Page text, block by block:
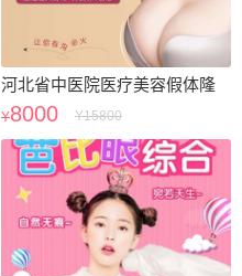
河北省中医院医疗美容假体隆
胸-
Y8000 Y15800